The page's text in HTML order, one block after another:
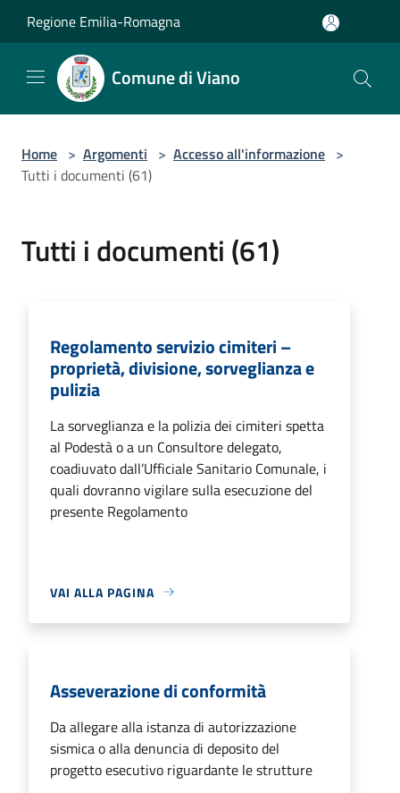
Regione Emilia-Romagna
Comune di Viano
Home > Argomenti > Accesso all'informazione >
Tutti i documenti (61)
Tutti i documenti (61)
Regolamento servizio cimiteri –
proprietà, divisione, sorveglianza e
pulizia
La sorveglianza e la polizia dei cimiteri spetta
al Podestà o a un Consultore delegato,
coadiuvato dall’Ufficiale Sanitario Comunale, i
quali dovranno vigilare sulla esecuzione del
presente Regolamento
VAI ALLA PAGINA
Asseverazione di conformità
Da allegare alla istanza di autorizzazione
sismica o alla denuncia di deposito del
progetto esecutivo riguardante le strutture